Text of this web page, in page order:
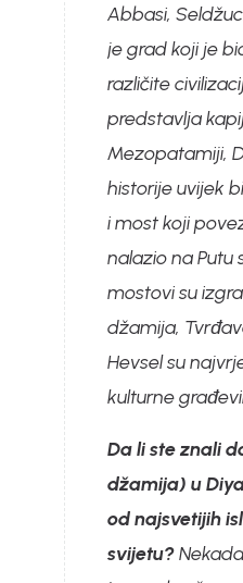
Abbasi,
je grad koji je
različite
predstavlja
Mezopatamiji,
historije uvijek
i most koji
nalazio na Putu
mostovi su
džamija,
Hevsel su
kulturne
Da li ste znali
džamija) u
od najsvetijih
svijetu?